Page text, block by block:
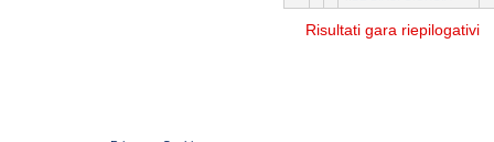
Risultati gara riepilogativi